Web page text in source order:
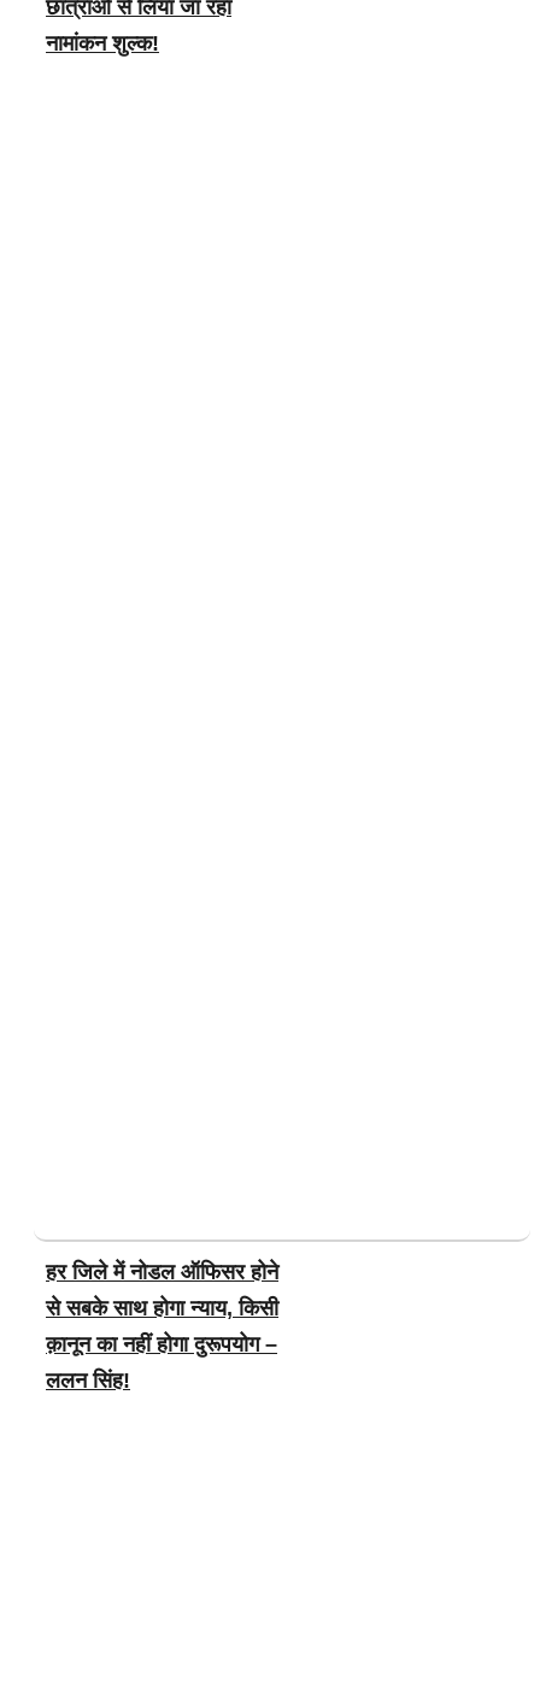
छात्राओं से लिया जा रहा
नामांकन शुल्क!
हर जिले में नोडल ऑफिसर होने
से सबके साथ होगा न्याय, किसी
क़ानून का नहीं होगा दुरूपयोग –
ललन सिंह!